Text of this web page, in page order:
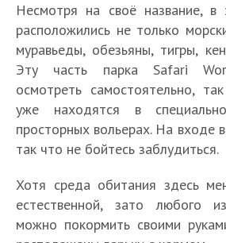
Несмотря на своё название, в
расположились не только
муравьеды, обезьяны, тигры,
Эту часть парка Safari
осмотреть самостоятельно,
уже находятся в
просторных вольерах. На входе
так что не бойтесь заблудиться.
Хотя среда обитания здесь
естественной, зато любого
можно покормить своими